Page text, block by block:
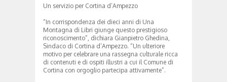
Un servizio per Cortina d’Ampezzo
“In corrispondenza dei dieci anni di Una
Montagna di Libri giunge questo prestigioso
riconoscimento”, dichiara Gianpietro Ghedina,
Sindaco di Cortina d’Ampezzo. “Un ulteriore
motivo per celebrare una rassegna culturale ricca
di contenuti e di ospiti illustri a cui il Comune di
Cortina con orgoglio partecipa attivamente”.